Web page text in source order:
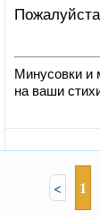
Минусовки и
на ваши
< 1